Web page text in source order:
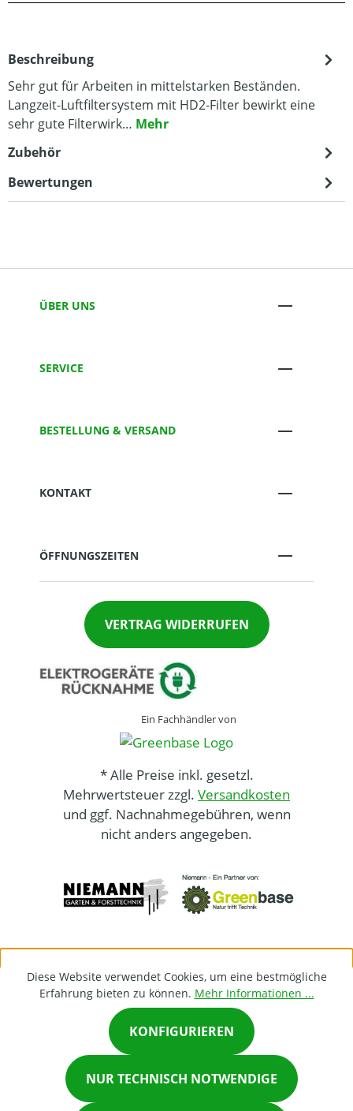
Beschreibung
Sehr gut für Arbeiten in mittelstarken Beständen.
Langzeit-Luftfiltersystem mit HD2-Filter bewirkt eine
sehr gute Filterwirk… Mehr
Zubehör
Bewertungen
Chat on Whatsapp
×
ÜBER UNS
SERVICE
BESTELLUNG & VERSAND
KONTAKT
ÖFFNUNGSZEITEN
VERTRAG WIDERRUFEN
Ein Fachhändler von
* Alle Preise inkl. gesetzl.
Mehrwertsteuer zzgl. Versandkosten
und ggf. Nachnahmegebühren, wenn
nicht anders angegeben.
Diese Website verwendet Cookies, um eine bestmögliche
Erfahrung bieten zu können. Mehr Informationen ...
NUR TECHNISCH NOTWENDIGE
KONFIGURIEREN